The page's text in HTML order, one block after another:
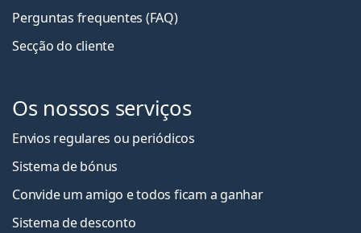
Perguntas frequentes (FAQ)
Secção do cliente
Os nossos serviços
Envios regulares ou periódicos
Sistema de bónus
Convide um amigo e todos ficam a ganhar
Sistema de desconto